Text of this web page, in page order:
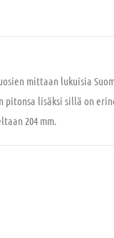
mittaan lukuisia
lisäksi sillä on
204 mm.